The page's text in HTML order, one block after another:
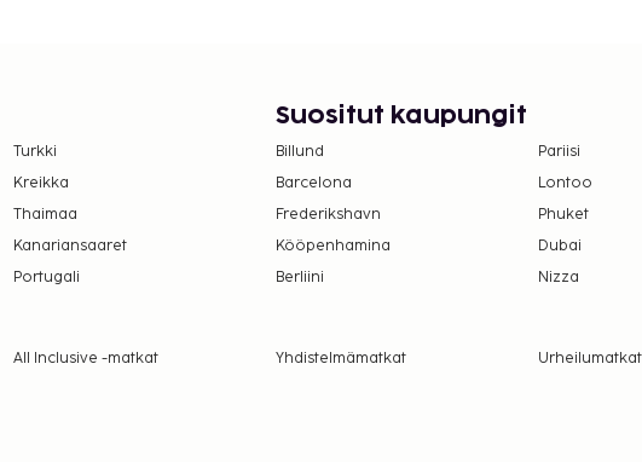
(saatavuuden
eivät
voi ylittää 1000
Saat lisätietoja
Turkki
Kreikka
Thaimaa
Kanariansaaret
Portugali
Suositut kaupungit
Billund Pariisi
Barcelona
Lontoo
Frederikshavn
Phuket
Kööpenhamina
Dubai
Berliini
Nizza
All Inclusive -matkat Yhdistelmämatkat Urheilumatkat